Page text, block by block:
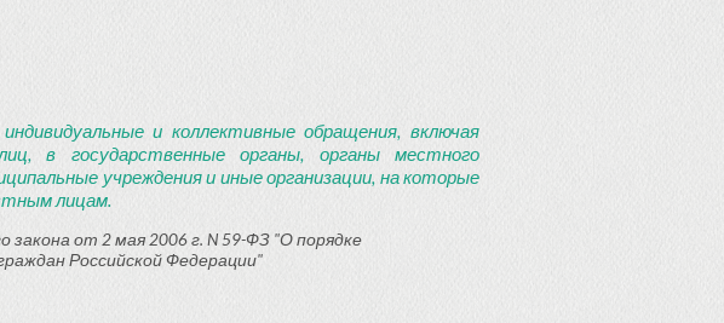
и коллективные обращения, включая
в государственные органы, органы местного
учреждения и иные организации, на которые
лицам.
закона от 2 мая 2006 г. N 59-ФЗ "О порядке
Российской Федерации"